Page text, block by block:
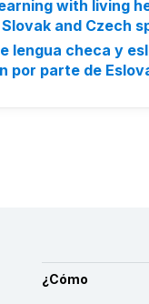
with living
and Czech
lengua checa y
por parte de
¿Cómo